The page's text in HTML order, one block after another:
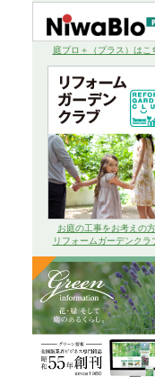
庭ブロ＋（プラス）はこ
お庭の工事をお考えの
リフォームガーデンクラ